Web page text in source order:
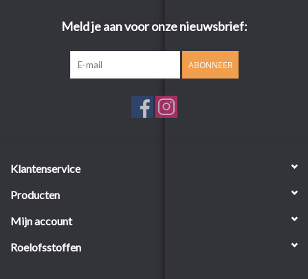
Meld je aan voor onze nieuwsbrief:
ABONNEER
Klantenservice
Producten
Mijn account
Roelofsstoffen